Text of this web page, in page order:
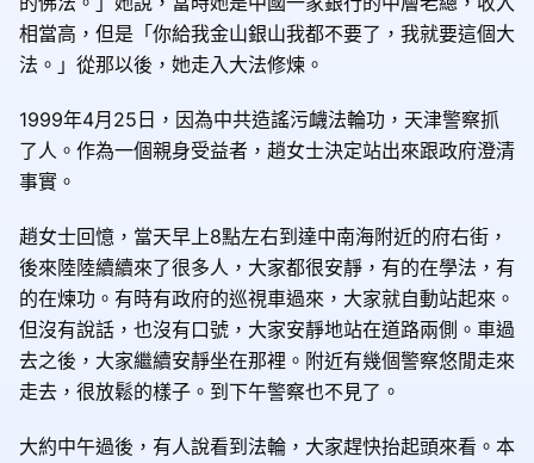
相當高，但是「你給我金山銀山我都不要了，我就要這個大
法。」從那以後，她走入大法修煉。
1999年4月25日，因為中共造謠污衊法輪功，天津警察抓
了人。作為一個親身受益者，趙女士決定站出來跟政府澄清
事實。
趙女士回憶，當天早上8點左右到達中南海附近的府右街，
後來陸陸續續來了很多人，大家都很安靜，有的在學法，有
的在煉功。有時有政府的巡視車過來，大家就自動站起來。
但沒有說話，也沒有口號，大家安靜地站在道路兩側。車過
去之後，大家繼續安靜坐在那裡。附近有幾個警察悠閒走來
走去，很放鬆的樣子。到下午警察也不見了。
大約中午過後，有人說看到法輪，大家趕快抬起頭來看。本